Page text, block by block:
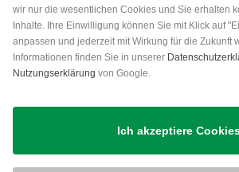
Versand
wir nur die wesentlichen Cookies und Sie erhalten
Inhalte. Ihre Einwilligung können Sie mit Klick auf
anpassen und jederzeit mit Wirkung für die Zukunft
Informationen finden Sie in unserer
Nutzungserklärung von Google.
Ich akzeptiere